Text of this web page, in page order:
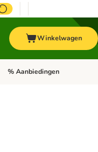
Winkelwagen
Open categorie menu:
% Aanbiedingen